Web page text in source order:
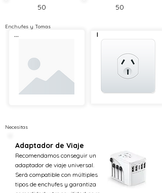
50 50
Enchufes y Tomas
... I
Necesitas
Adaptador de Viaje
Recomendamos conseguir un
adaptador de viaje universal.
Será compatible con múltiples
tipos de enchufes y garantiza